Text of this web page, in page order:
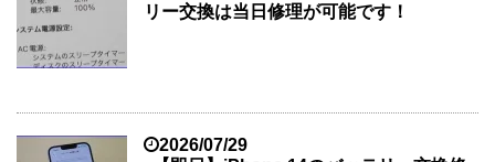
リー交換は当日修理が可能です！
2026/07/29